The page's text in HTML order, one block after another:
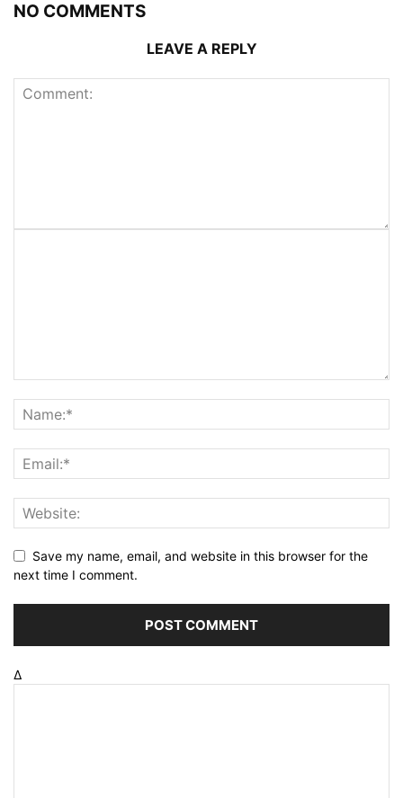
NO COMMENTS
LEAVE A REPLY
Save my name, email, and website in this browser for the
next time I comment.
Δ